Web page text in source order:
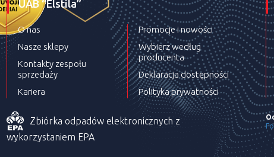
UAB “Elstila”
O nas
Nasze sklepy
Kontakty zespołu
sprzedaży
Kariera
Promocje i nowości
Wybierz według
producenta
Deklaracja dostępności
Polityka prywatności
Zbiórka odpadów elektronicznych z
wykorzystaniem EPA